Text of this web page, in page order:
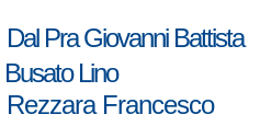
Dal Pra Giovanni Battista
Busato Lino
Rezzara Francesco